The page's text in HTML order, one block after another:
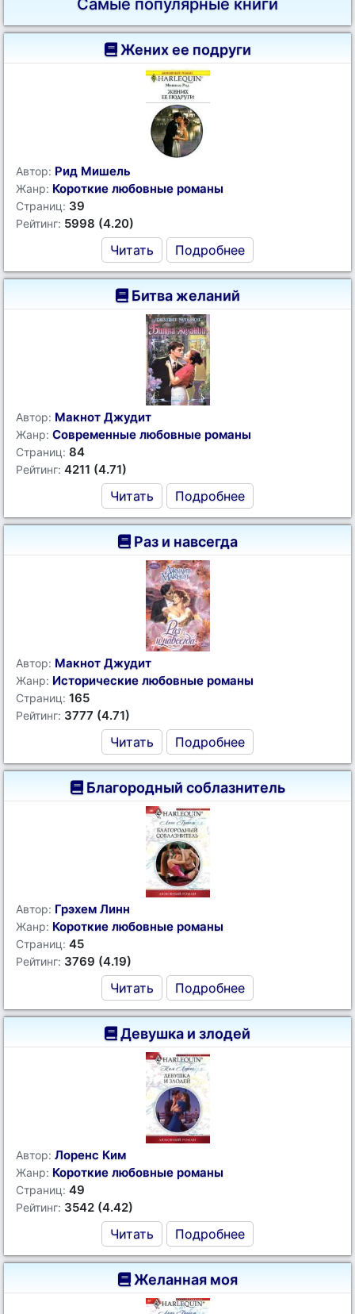
Самые популярные книги
Жених ее подруги
Автор: Рид Мишель
Жанр: Короткие любовные романы
Страниц: 39
Рейтинг: 5998 (4.20)
Читать Подробнее
Битва желаний
Автор: Макнот Джудит
Жанр: Современные любовные романы
Страниц: 84
Рейтинг: 4211 (4.71)
Читать Подробнее
Раз и навсегда
Автор: Макнот Джудит
Жанр: Исторические любовные романы
Страниц: 165
Рейтинг: 3777 (4.71)
Читать Подробнее
Благородный соблазнитель
Автор: Грэхем Линн
Жанр: Короткие любовные романы
Страниц: 45
Рейтинг: 3769 (4.19)
Читать Подробнее
Девушка и злодей
Автор: Лоренс Ким
Жанр: Короткие любовные романы
Страниц: 49
Рейтинг: 3542 (4.42)
Читать Подробнее
Желанная моя